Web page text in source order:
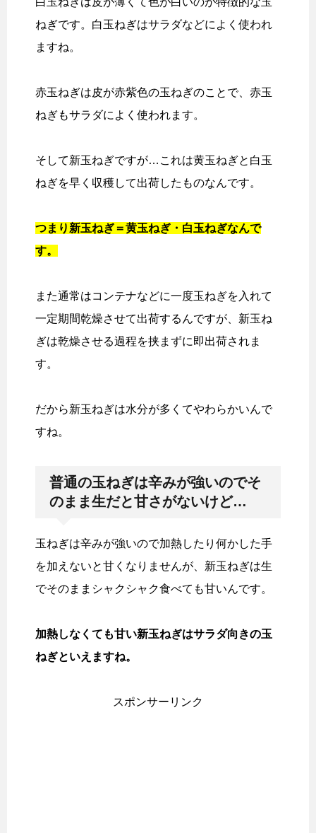
ねぎです。白玉ねぎはサラダなどによく使われ
ますね。
赤玉ねぎは皮が赤紫色の玉ねぎのことで、赤玉
ねぎもサラダによく使われます。
そして新玉ねぎですが…これは黄玉ねぎと白玉
ねぎを早く収穫して出荷したものなんです。
つまり新玉ねぎ＝黄玉ねぎ・白玉ねぎなんで
す。
また通常はコンテナなどに一度玉ねぎを入れて
一定期間乾燥させて出荷するんですが、新玉ね
ぎは乾燥させる過程を挟まずに即出荷されま
す。
だから新玉ねぎは水分が多くてやわらかいんで
すね。
普通の玉ねぎは辛みが強いのでそ
のまま生だと甘さがないけど…
玉ねぎは辛みが強いので加熱したり何かした手
を加えないと甘くなりませんが、新玉ねぎは生
でそのままシャクシャク食べても甘いんです。
加熱しなくても甘い新玉ねぎはサラダ向きの玉
ねぎといえますね。
スポンサーリンク